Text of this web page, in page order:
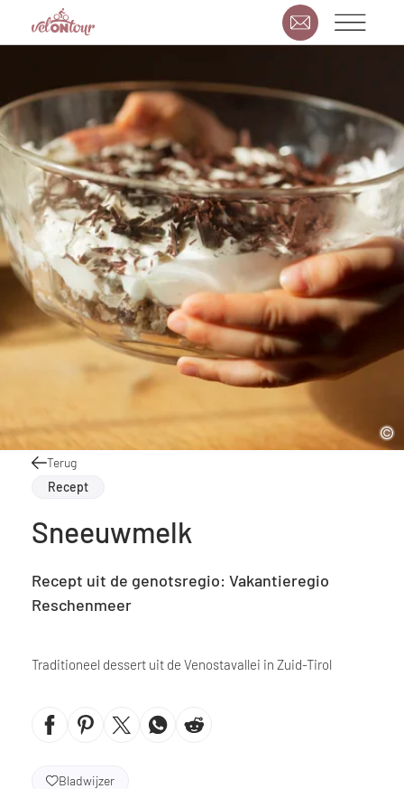
Terug
Recept
Sneeuwmelk
Recept uit de genotsregio: Vakantieregio
Reschenmeer
Traditioneel dessert uit de Venostavallei in Zuid-Tirol
Bladwijzer